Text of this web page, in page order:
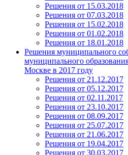
Решения от 15.03.2018
Решения от 07.03.2018
Решения от 15.02.2018
Решения от 01.02.2018
Решения от 18.01.2018
Решения муниципального
муниципального
Москве в 2017 году
Решения от 21.12.2017
Решения от 05.12.2017
Решения от 02.11.2017
Решения от 23.10.2017
Решения от 08.09.2017
Решения от 25.07.2017
Решения от 21.06.2017
Решения от 19.04.2017
Решения от 30.03.2017